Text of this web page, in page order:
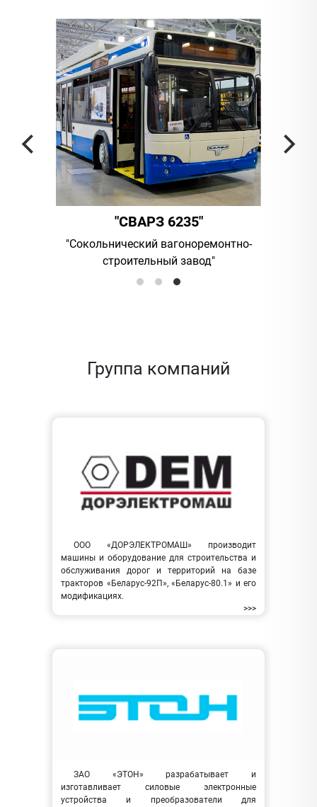
"СВАРЗ 6235"
"Сокольнический вагоноремонтно-
строительный завод"
Группа компаний
ООО «ДОРЭЛЕКТРОМАШ» производит
машины и оборудование для строительства и
обслуживания дорог и территорий на базе
тракторов «Беларус-92П», «Беларус-80.1» и его
модификациях.
>>>
ЗАО «ЭТОН» разрабатывает и
изготавливает силовые электронные
устройства и преобразователи для